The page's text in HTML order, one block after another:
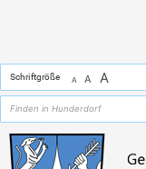
Schriftgröße A A A